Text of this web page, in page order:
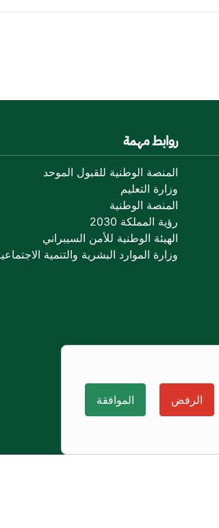
روابط مهمة
المنصة الوطنية للقبول الموحد
وزارة التعليم
المنصة الوطنية
رؤية المملكة 2030
الهيئة الوطنية للأمن السيبراني
وزارة الموارد البشرية والتنمية
الرفض الموافقة